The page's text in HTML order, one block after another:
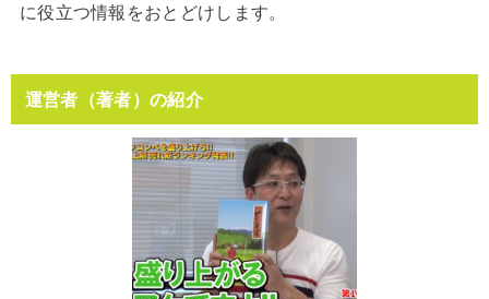
に役立つ情報をおとどけします。
運営者（著者）の紹介